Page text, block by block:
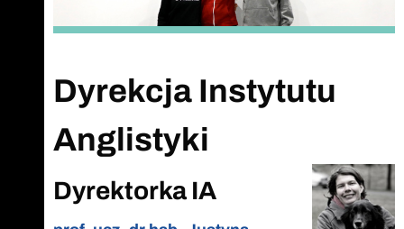
Dyrekcja Instytutu
Anglistyki
Dyrektorka IA